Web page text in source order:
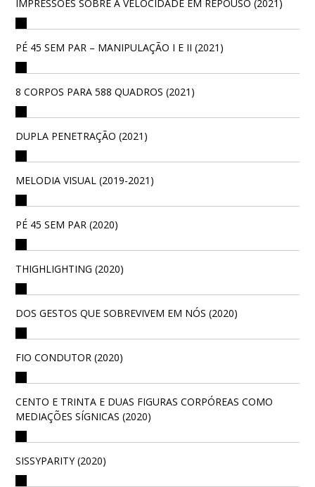
IMPRESSÕES SOBRE A VELOCIDADE EM REPOUSO (2021)
PÉ 45 SEM PAR – MANIPULAÇÃO I E II (2021)
8 CORPOS PARA 588 QUADROS (2021)
DUPLA PENETRAÇÃO (2021)
MELODIA VISUAL (2019-2021)
PÉ 45 SEM PAR (2020)
THIGHLIGHTING (2020)
DOS GESTOS QUE SOBREVIVEM EM NÓS (2020)
FIO CONDUTOR (2020)
CENTO E TRINTA E DUAS FIGURAS CORPÓREAS COMO
MEDIAÇÕES SÍGNICAS (2020)
SISSYPARITY (2020)